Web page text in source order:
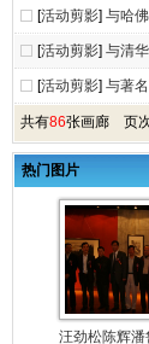
[活动剪影] 与哈
[活动剪影] 与清
[活动剪影] 与著
共有86张画廊 页
热门图片
汪劲松陈辉潘